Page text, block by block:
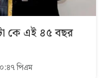
কে এই ৪৫ বছর
পিএম